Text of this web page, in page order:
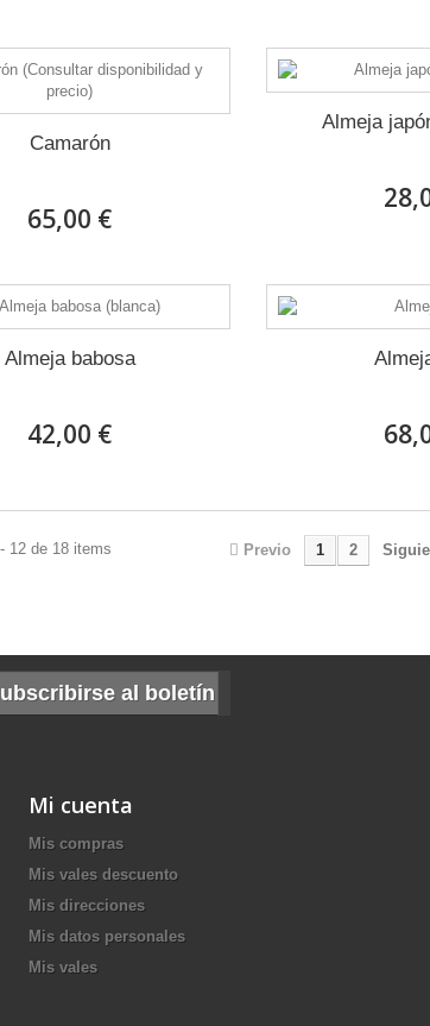
Camarón
65,00 €
Almeja
Almeja babosa
42,00 €
Previo 1 2
12 de 18 items
Mi cuenta
Mis compras
Mis vales descuento
Mis direcciones
Mis datos personales
Mis vales